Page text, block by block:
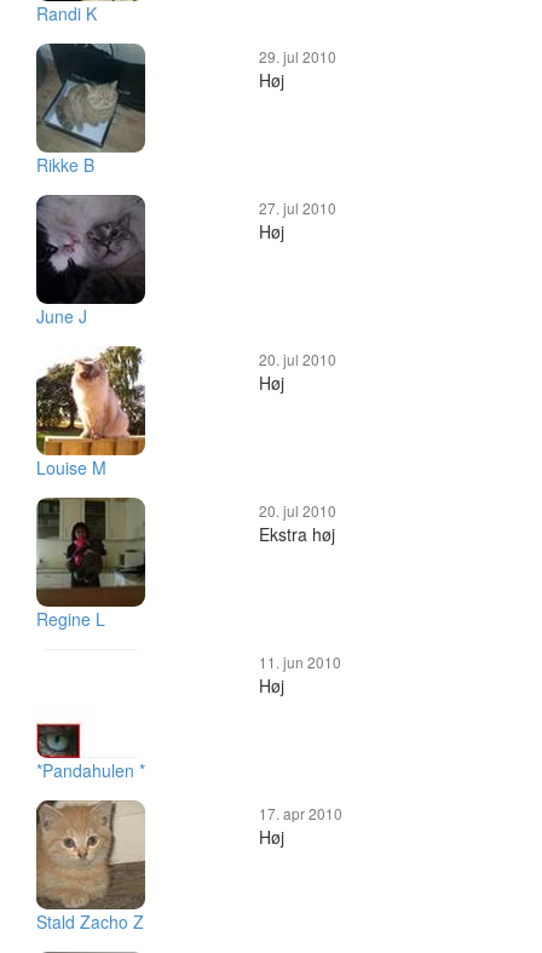
Randi K
Rikke B
29. jul 2010
Høj
June J
27. jul 2010
Høj
Louise M
20. jul 2010
Høj
Regine L
20. jul 2010
Ekstra høj
*Pandahulen *
11. jun 2010
Høj
Stald Zacho Z
17. apr 2010
Høj